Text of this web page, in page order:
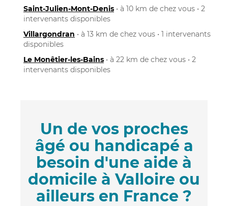
Saint-Julien-Mont-Denis • à 10 km de chez vous • 2
intervenants disponibles
Villargondran • à 13 km de chez vous • 1 intervenants
disponibles
Le Monêtier-les-Bains • à 22 km de chez vous • 2
intervenants disponibles
Un de vos proches
âgé ou handicapé a
besoin d'une aide à
domicile à Valloire ou
ailleurs en France ?